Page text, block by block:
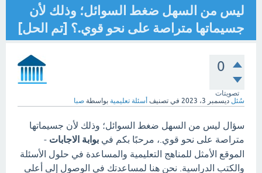
ليس من السهل ضغط السوائل؛ وذلك لأن
جسيماتها متراصة على نحو قوي.؟ [تم الحل]
0
تصويتات
سُئل ديسمبر 3، 2023 في تصنيف أسئلة تعليمية بواسطة صبا
سؤال ليس من السهل ضغط السوائل؛ وذلك لأن جسيماتها
متراصة على نحو قوي.، مرحبًا بكم في بوابة الاجابات -
الموقع الأمثل للمناهج التعليمية والمساعدة في حلول الأسئلة
والكتب الدراسية. نحن هنا لمساعدتك في الوصول إلى أعلى